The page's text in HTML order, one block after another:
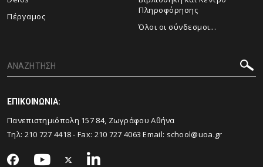
Πέργαμος
Πληροφόρησης
Όλοι οι σύνδεσμοι...
ΕΠΙΚΟΙΝΩΝΙΑ:
Πανεπιστημιόπολη 157 84, Ζωγράφου Αθήνα
Τηλ: 210 727 4418- Fax: 210 727 4063 Email: school@uoa.gr